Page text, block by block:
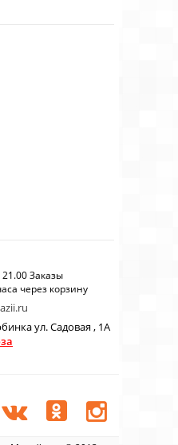
Заказы
через корзину
ул. Садовая , 1А